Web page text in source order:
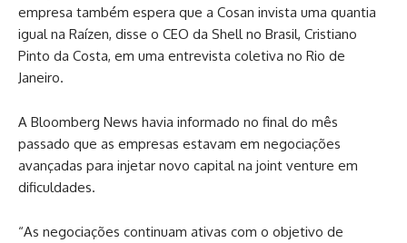
empresa também espera que a Cosan invista uma quantia
igual na Raízen, disse o CEO da Shell no Brasil, Cristiano
Pinto da Costa, em uma entrevista coletiva no Rio de
Janeiro.
A Bloomberg News havia informado no final do mês
passado que as empresas estavam em negociações
avançadas para injetar novo capital na joint venture em
dificuldades.
“As negociações continuam ativas com o objetivo de